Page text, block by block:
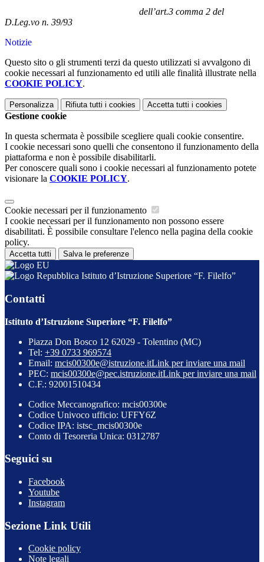
dell’art.3 comma 2 del
D.Leg.vo n. 39/93
Notizie
Questo sito o gli strumenti terzi da questo utilizzati si avvalgono di
cookie necessari al funzionamento ed utili alle finalità illustrate nella
COOKIE POLICY.
Personalizza Rifiuta tutti i cookies Accetta tutti i cookies
Gestione cookie
In questa schermata è possibile scegliere quali cookie consentire.
I cookie necessari sono quelli che consentono il funzionamento della
piattaforma e non è possibile disabilitarli.
Per conoscere quali sono i cookie necessari al funzionamento potete
visionare la COOKIE POLICY.
Cookie necessari per il funzionamento
I cookie necessari per il funzionamento non possono essere
disabilitati. È possibile consultare l'elenco nella pagina della cookie
policy.
Accetta tutti Salva le preferenze
Istituto d’Istruzione Superiore “F. Filelfo”
Contatti
Istituto d’Istruzione Superiore “F. Filelfo”
Piazza Don Bosco 12 62029 - Tolentino (MC)
Tel: +39 0733 969574
Email: mcis00300e@istruzione.itLink per inviare una mail
PEC: mcis00300e@pec.istruzione.itLink per inviare una mail
C.F.: 92001510434
Codice Meccanografico: mcis00300e
Codice Univoco ufficio: UFFY6Z
Codice IPA: istsc_mcis00300e
Conto di Tesoreria Unica: 0312787
Seguici su
Facebook
Youtube
Instagram
Sezione Link Utili
Cookie policy
Note legali